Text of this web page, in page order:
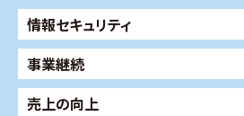
情報セキュリティ
事業継続
売上の向上